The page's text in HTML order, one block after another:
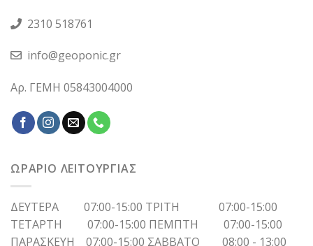
2310 518761
info@geoponic.gr
Αρ. ΓΕΜΗ 05843004000
ΩΡΑΡΙΟ ΛΕΙΤΟΥΡΓΙΑΣ
ΔΕΥΤΕΡΑ 07:00-15:00 ΤΡΙΤΗ 07:00-15:00
ΤΕΤΑΡΤΗ 07:00-15:00 ΠΕΜΠΤΗ 07:00-15:00
ΠΑΡΑΣΚΕΥΗ 07:00-15:00 ΣΑΒΒΑΤΟ 08:00 - 13:00